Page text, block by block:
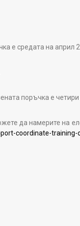
е средата на април
поръчка е четири
да намерите на
coordinate-training-